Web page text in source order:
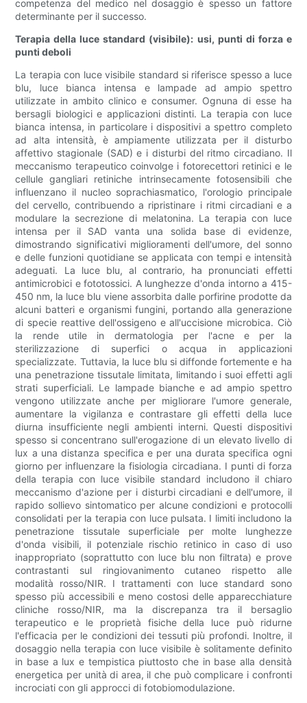
competenza del medico nel dosaggio è spesso un fattore
determinante per il successo.
Terapia della luce standard (visibile): usi, punti di forza e
punti deboli
La terapia con luce visibile standard si riferisce spesso a luce
blu, luce bianca intensa e lampade ad ampio spettro
utilizzate in ambito clinico e consumer. Ognuna di esse ha
bersagli biologici e applicazioni distinti. La terapia con luce
bianca intensa, in particolare i dispositivi a spettro completo
ad alta intensità, è ampiamente utilizzata per il disturbo
affettivo stagionale (SAD) e i disturbi del ritmo circadiano. Il
meccanismo terapeutico coinvolge i fotorecettori retinici e le
cellule gangliari retiniche intrinsecamente fotosensibili che
influenzano il nucleo soprachiasmatico, l'orologio principale
del cervello, contribuendo a ripristinare i ritmi circadiani e a
modulare la secrezione di melatonina. La terapia con luce
intensa per il SAD vanta una solida base di evidenze,
dimostrando significativi miglioramenti dell'umore, del sonno
e delle funzioni quotidiane se applicata con tempi e intensità
adeguati. La luce blu, al contrario, ha pronunciati effetti
antimicrobici e fototossici. A lunghezze d'onda intorno a 415-
450 nm, la luce blu viene assorbita dalle porfirine prodotte da
alcuni batteri e organismi fungini, portando alla generazione
di specie reattive dell'ossigeno e all'uccisione microbica. Ciò
la rende utile in dermatologia per l'acne e per la
sterilizzazione di superfici o acqua in applicazioni
specializzate. Tuttavia, la luce blu si diffonde fortemente e ha
una penetrazione tissutale limitata, limitando i suoi effetti agli
strati superficiali. Le lampade bianche e ad ampio spettro
vengono utilizzate anche per migliorare l'umore generale,
aumentare la vigilanza e contrastare gli effetti della luce
diurna insufficiente negli ambienti interni. Questi dispositivi
spesso si concentrano sull'erogazione di un elevato livello di
lux a una distanza specifica e per una durata specifica ogni
giorno per influenzare la fisiologia circadiana. I punti di forza
della terapia con luce visibile standard includono il chiaro
meccanismo d'azione per i disturbi circadiani e dell'umore, il
rapido sollievo sintomatico per alcune condizioni e protocolli
consolidati per la terapia con luce pulsata. I limiti includono la
penetrazione tissutale superficiale per molte lunghezze
d'onda visibili, il potenziale rischio retinico in caso di uso
inappropriato (soprattutto con luce blu non filtrata) e prove
contrastanti sul ringiovanimento cutaneo rispetto alle
modalità rosso/NIR. I trattamenti con luce standard sono
spesso più accessibili e meno costosi delle apparecchiature
cliniche rosso/NIR, ma la discrepanza tra il bersaglio
terapeutico e le proprietà fisiche della luce può ridurne
l'efficacia per le condizioni dei tessuti più profondi. Inoltre, il
dosaggio nella terapia con luce visibile è solitamente definito
in base a lux e tempistica piuttosto che in base alla densità
energetica per unità di area, il che può complicare i confronti
incrociati con gli approcci di fotobiomodulazione.